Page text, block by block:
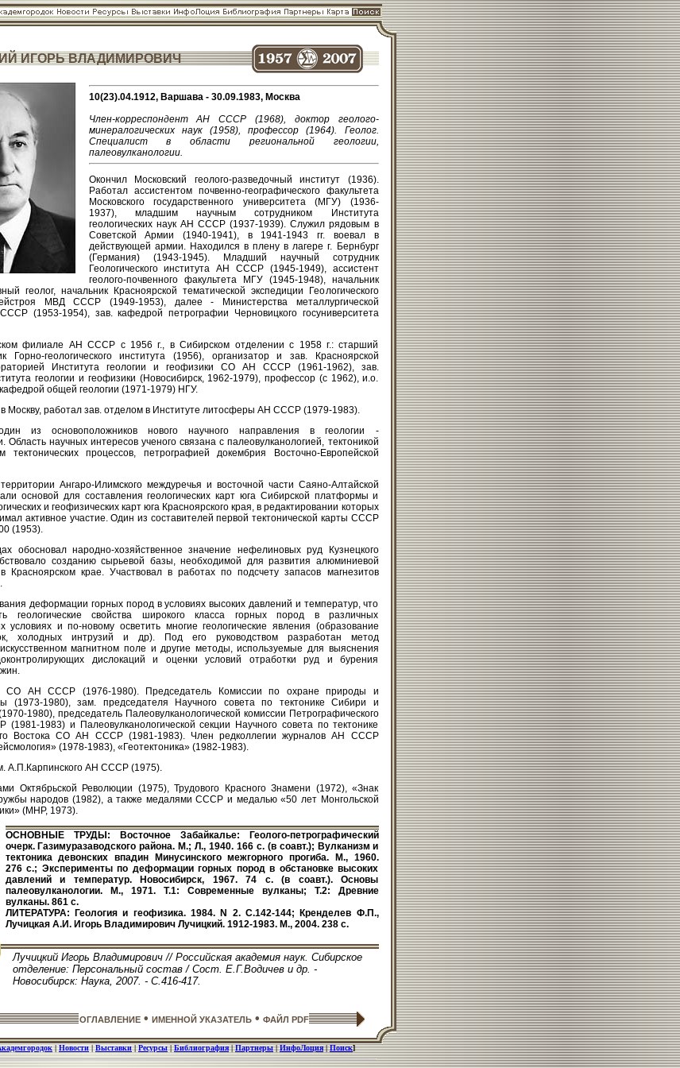
ИГОРЬ ВЛАДИМИРОВИЧ
10(23).04.1912, Варшава - 30.09.1983, Москва
Член-корреспондент АН СССР (1968), доктор геолого-
минералогических наук (1958), профессор (1964). Геолог.
Специалист в области региональной геологии,
палеовулканологии.
Окончил Московский геолого-разведочный институт (1936).
Работал ассистентом почвенно-географического факультета
Московского государственного университета (МГУ) (1936-
1937), младшим научным сотрудником Института
геологических наук АН СССР (1937-1939). Служил рядовым в
Советской Армии (1940-1941), в 1941-1943 гг. воевал в
действующей армии. Находился в плену в лагере г. Бернбург
(Германия) (1943-1945). Младший научный сотрудник
Геологического института АН СССР (1945-1949), ассистент
геолого-почвенного факультета МГУ (1945-1948), начальник
геолог, начальник Красноярской тематической экспедиции Геологического
МВД СССР (1949-1953), далее - Министерства металлургической
(1953-1954), зав. кафедрой петрографии Черновицкого госуниверситета
филиале АН СССР с 1956 г., в Сибирском отделении с 1958 г.: старший
Горно-геологического института (1956), организатор и зав. Красноярской
Института геологии и геофизики СО АН СССР (1961-1962), зав.
геологии и геофизики (Новосибирск, 1962-1979), профессор (с 1962), и.о.
общей геологии (1971-1979) НГУ.
в Москву, работал зав. отделом в Институте литосферы АН СССР (1979-1983).
из основоположников нового научного направления в геологии -
Область научных интересов ученого связана с палеовулканологией, тектоникой
тектонических процессов, петрографией докембрия Восточно-Eвропейской
Ангаро-Илимского междуречья и восточной части Саяно-Алтайской
основой для составления геологических карт юга Сибирской платформы и
и геофизических карт юга Красноярского края, в редактировании которых
активное участие. Один из составителей первой тектонической карты СССР
(1953).
обосновал народно-хозяйственное значение нефелиновых руд Кузнецкого
созданию сырьевой базы, необходимой для развития алюминиевой
Красноярском крае. Участвовал в работах по подсчету запасов магнезитов
деформации горных пород в условиях высоких давлений и температур, что
геологические свойства широкого класса горных пород в различных
условиях и по-новому осветить многие геологические явления (образование
холодных интрузий и др). Под его руководством разработан метод
магнитном поле и другие методы, используемые для выяснения
дислокаций и оценки условий отработки руд и бурения
СО АН СССР (1976-1980). Председатель Комиссии по охране природы и
(1973-1980), зам. председателя Научного совета по тектонике Сибири и
1980), председатель Палеовулканологической комиссии Петрографического
1983) и Палеовулканологической секции Научного совета по тектонике
Востока СО АН СССР (1981-1983). Член редколлегии журналов АН СССР
(1978-1983), «Геотектоника» (1982-1983).
А.П.Карпинского АН СССР (1975).
Октябрьской Революции (1975), Трудового Красного Знамени (1972), «Знак
народов (1982), а также медалями СССР и медалью «50 лет Монгольской
(МНР, 1973).
ОСНОВНЫЕ ТРУДЫ: Восточное Забайкалье: Геолого-петрографический
очерк. Газимуразаводского района. М.; Л., 1940. 166 с. (в соавт.); Вулканизм и
тектоника девонских впадин Минусинского межгорного прогиба. М., 1960.
276 с.; Эксперименты по деформации горных пород в обстановке высоких
давлений и температур. Новосибирск, 1967. 74 с. (в соавт.). Основы
палеовулканологии. М., 1971. Т.1: Современные вулканы; Т.2: Древние
вулканы. 861 с.
ЛИТЕРАТУРА: Геология и геофизика. 1984. N 2. С.142-144; Кренделев Ф.П.,
Лучицкая А.И. Игорь Владимирович Лучицкий. 1912-1983. М., 2004. 238 с.
Лучицкий Игорь Владимирович // Российская академия наук. Сибирское
отделение: Персональный состав / Сост. Е.Г.Водичев и др. -
Новосибирск: Наука, 2007. - С.416-417.
ОГЛАВЛЕНИЕ• ИМЕННОЙ УКАЗАТЕЛЬ• ФАЙЛ PDF
|Новости|Выставки|Ресурсы|Библиография|Партнеры|ИнфоЛоция|Поиск]